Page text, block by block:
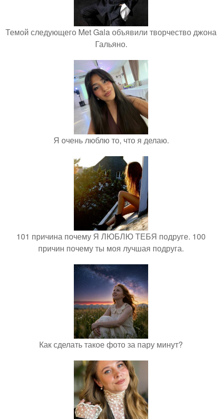
Темой следующего Met Gala объявили творчество джона
Гальяно.
Я очень люблю то, что я делаю.
101 причина почему Я ЛЮБЛЮ ТЕБЯ подруге. 100
причин почему ты моя лучшая подруга.
Как сделать такое фото за пару минут?